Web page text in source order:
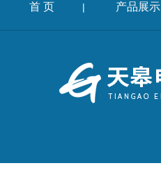
首 页 | 产品展示